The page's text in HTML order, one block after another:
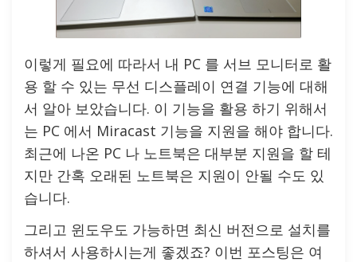
이렇게 필요에 따라서 내 PC 를 서브 모니터로 활
용 할 수 있는 무선 디스플레이 연결 기능에 대해
서 알아 보았습니다. 이 기능을 활용 하기 위해서
는 PC 에서 Miracast 기능을 지원을 해야 합니다.
최근에 나온 PC 나 노트북은 대부분 지원을 할 테
지만 간혹 오래된 노트북은 지원이 안될 수도 있
습니다.
그리고 윈도우도 가능하면 최신 버전으로 설치를
하셔서 사용하시는게 좋겠죠? 이번 포스팅은 여